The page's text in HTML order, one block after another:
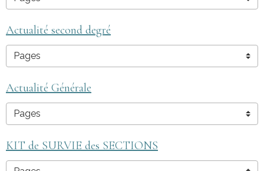
Actualité second degré
Actualité Générale
KIT de SURVIE des SECTIONS